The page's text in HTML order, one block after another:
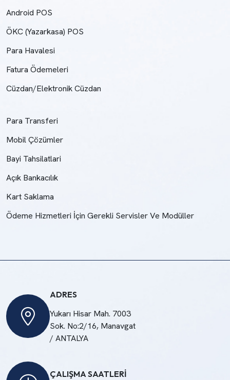
Android POS
ÖKC (Yazarkasa) POS
Para Havalesi
Fatura Ödemeleri
Cüzdan/Elektronik Cüzdan
Para Transferi
Mobil Çözümler
Bayi Tahsilatlari
Açık Bankacılık
Kart Saklama
Ödeme Hizmetleri İçin Gerekli Servisler Ve Modüller
ADRES
Yukarı Hisar Mah. 7003
Sok. No:2/16, Manavgat
/ ANTALYA
ÇALIŞMA SAATLERİ